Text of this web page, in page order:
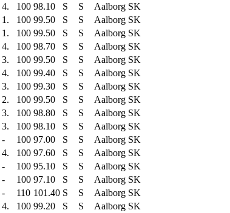
4. 100 98.10 S S
Aalborg SK
1. 100 99.50 S S
Aalborg SK
1. 100 99.50 S S
Aalborg SK
4. 100 98.70 S S
Aalborg SK
3. 100 99.50 S S
Aalborg SK
4. 100 99.40 S S
Aalborg SK
3. 100 99.30 S S
Aalborg SK
2. 100 99.50 S S
Aalborg SK
3. 100 98.80 S S
Aalborg SK
3. 100 98.10 S S
Aalborg SK
- 100 97.00 S S
Aalborg SK
4. 100 97.60 S S
Aalborg SK
- 100 95.10 S S
Aalborg SK
- 100 97.10 S S
Aalborg SK
- 110 101.40 S S
Aalborg SK
4. 100 99.20 S S
Aalborg SK